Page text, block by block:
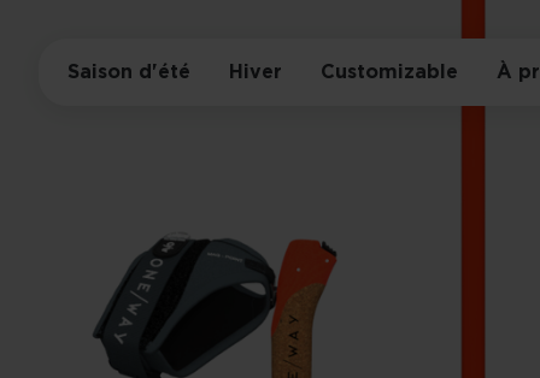
Saison d'été Hiver Customizable À